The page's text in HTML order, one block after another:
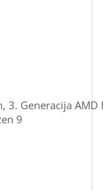
3. Generacija
9